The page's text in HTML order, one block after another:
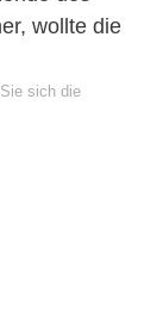
wollte die
sich die